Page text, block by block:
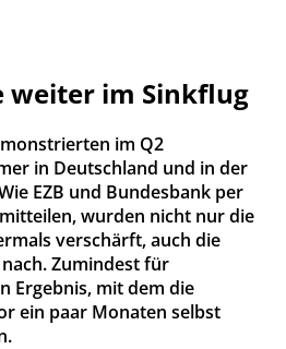
weiter im Sinkflug
im Q2
in Deutschland und in der
EZB und Bundesbank per
wurden nicht nur die
verschärft, auch die
Zumindest für
Ergebnis, mit dem die
ein paar Monaten selbst